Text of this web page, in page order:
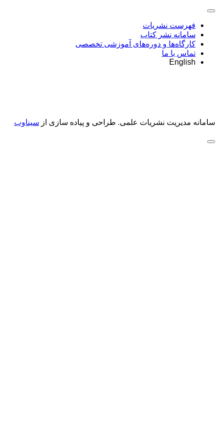
فهرست نشریات
سامانه نشر کتاب
کارگاه‌ها و دوره‌های آموزشی تخصصی
تماس با ما
English
سامانه مدیریت نشریات علمی. طراحی و پیاده سازی از سیناوب